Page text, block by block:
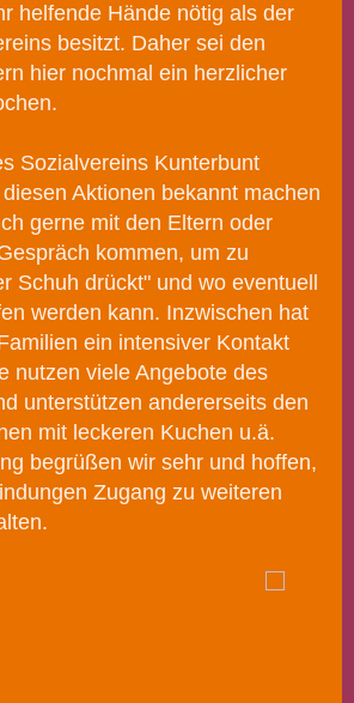
helfende Hände nötig als der
besitzt. Daher sei den
hier nochmal ein herzlicher
Sozialvereins Kunterbunt
Aktionen bekannt machen
gerne mit den Eltern oder
kommen, um zu
Schuh drückt" und wo eventuell
werden kann. Inzwischen hat
ein intensiver Kontakt
nutzen viele Angebote des
unterstützen andererseits den
mit leckeren Kuchen u.ä.
begrüßen wir sehr und hoffen,
Zugang zu weiteren